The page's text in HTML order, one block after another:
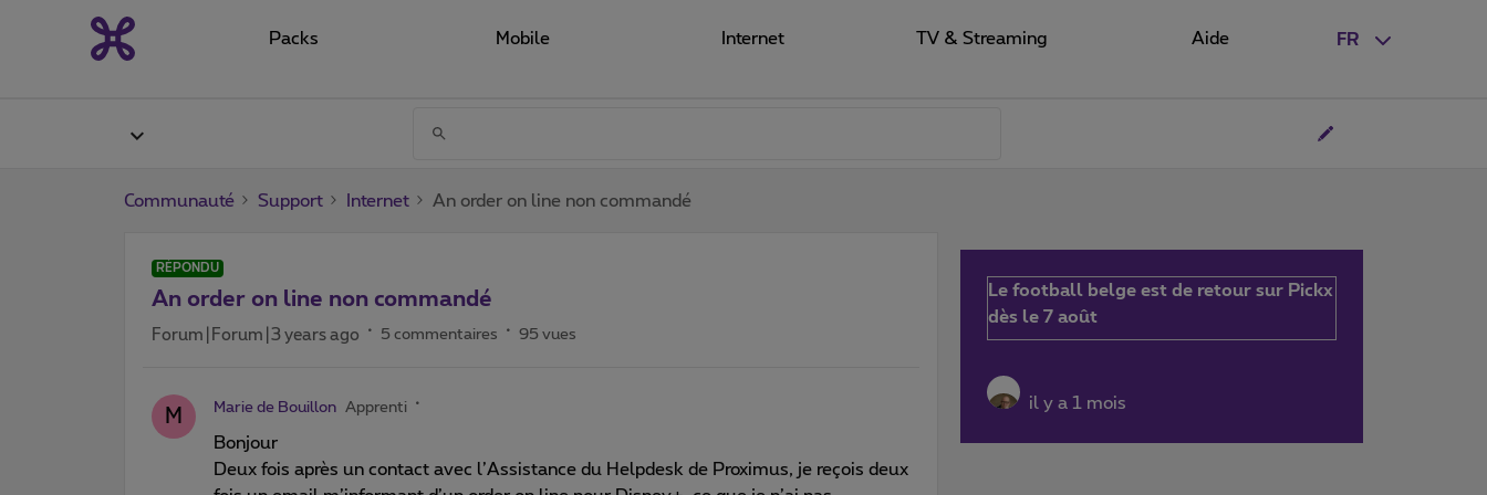
FR
Packs Mobile Internet TV & Streaming Aide
Communauté Support Internet An order on line non commandé
RÉPONDU
An order on line non commandé
Forum|Forum|3 years ago 5 commentaires 95 vues
M Marie de Bouillon Apprenti
Bonjour
Deux fois après un contact avec l’Assistance du Helpdesk de Proximus, je reçois deux
Le football belge est de retour sur Pickx
dès le 7 août
il y a 1 mois